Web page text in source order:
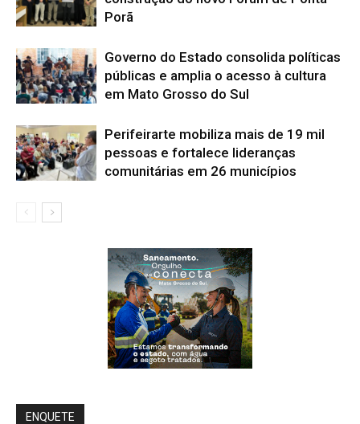
Porã
Governo do Estado consolida políticas
públicas e amplia o acesso à cultura
em Mato Grosso do Sul
Perifeirarte mobiliza mais de 19 mil
pessoas e fortalece lideranças
comunitárias em 26 municípios
ENQUETE